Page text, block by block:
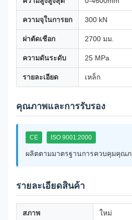
ความจุในการยก 300 kN
ผ่าตัดเชือก 2700 มม.
ความดันระดับ 25 MPa
รายละเอียด เหล็ก
คุณภาพและการรับรอง
CE ISO 9001:2000
ผลิตตามมาตรฐานการควบคุมคุณภ
รายละเอียดสินค้า
สภาพ ใหม่